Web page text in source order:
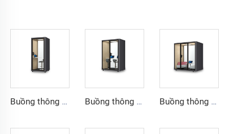
Buồng thông minh và cách âm cho 1 người - Dòng Cyspace Y PRO Buồng thông minh và cách âm cho 2 người - Dòng Cyspace Y PRO Buồng thông minh và cách âm cho 4 người - Dòng Cyspace Y PRO